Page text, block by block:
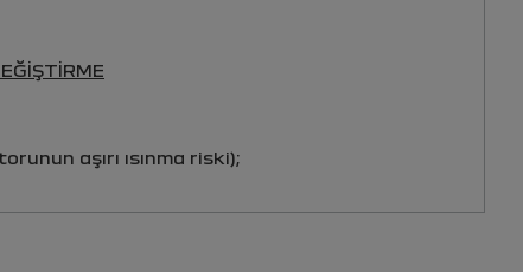
aşırı ısınma riski);